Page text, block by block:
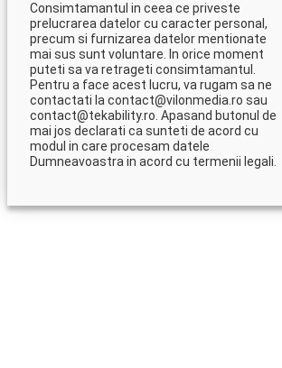
Consimtamantul in ceea ce priveste
prelucrarea datelor cu caracter personal,
precum si furnizarea datelor mentionate
mai sus sunt voluntare. In orice moment
puteti sa va retrageti consimtamantul.
Pentru a face acest lucru, va rugam sa ne
contactati la contact@vilonmedia.ro sau
contact@tekability.ro. Apasand butonul de
mai jos declarati ca sunteti de acord cu
modul in care procesam datele
Dumneavoastra in acord cu termenii legali.